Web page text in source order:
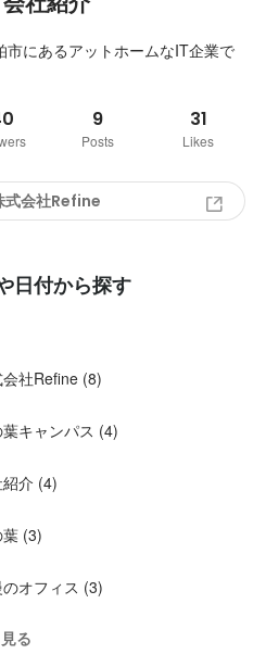
市にあるアットホームなIT企業で
9
Posts
31
Likes
式会社Refine
日付から探す
社Refine (8)
キャンパス (4)
介 (4)
(3)
のオフィス (3)
る